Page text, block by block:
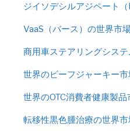
ジイソデシルアジペート
VaaS（バース）の世界市
商用車ステアリングシス
世界のビーフジャーキー
世界のOTC消費者健康製
転移性黒色腫治療の世界